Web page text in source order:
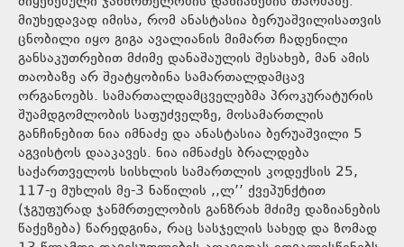
მიუხედავად იმისა, რომ ანასტასია ბერუაშვილისათვის
ცნობილი იყო გიგა ავალიანის მიმართ ჩადენილი
განსაკუთრებით მძიმე დანაშაულის შესახებ, მან ამის
თაობაზე არ შეატყობინა სამართალდამცავ
ორგანოებს. სამართალდამცველებმა პროკურატურის
შუამდგომლობის საფუძველზე, მოსამართლის
განჩინებით ნია იმნაძე და ანასტასია ბერუაშვილი 5
აგვისტოს დააკავეს. ნია იმნაძეს ბრალდება
საქართველოს სისხლის სამართლის კოდექსის 25,
117-ე მუხლის მე-3 ნაწილის ,,ლ’’ ქვეპუნქტით
(ჯგუფურად ჯანმრთელობის განზრახ მძიმე დაზიანების
წაქეზება) წარედგინა, რაც სასჯელის სახედ და ზომად